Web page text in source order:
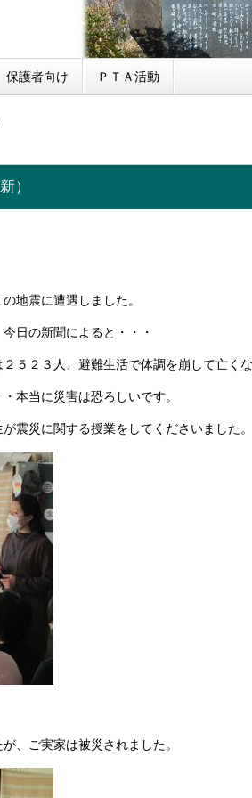
保護者向け ＰＴＡ活動
）
地震に遭遇しました。
日の新聞によると・・・
５２３人、避難生活で体調を崩して亡く
本当に災害は恐ろしいです。
震災に関する授業をしてくださいました。
、ご実家は被災されました。